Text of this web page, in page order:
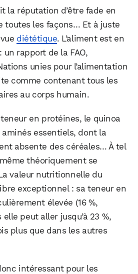
la réputation d’être fade en
toutes les façons… Et à juste
diététique. L’aliment est en
rapport de la FAO,
unies pour l’alimentation
comme contenant tous les
au corps humain.
en protéines, le quinoa
essentiels, dont la
absente des céréales… À tel
théoriquement se
valeur nutritionnelle du
exceptionnel : sa teneur en
élevée (16 %,
peut aller jusqu’à 23 %,
plus que dans les autres
intéressant pour les